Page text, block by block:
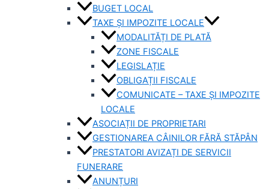
BUGET LOCAL
TAXE ȘI IMPOZITE LOCALE
MODALITĂȚI DE PLATĂ
ZONE FISCALE
LEGISLAȚIE
OBLIGAȚII FISCALE
COMUNICATE – TAXE ȘI IMPOZITE
LOCALE
ASOCIAȚII DE PROPRIETARI
GESTIONAREA CÂINILOR FĂRĂ STĂPÂN
PRESTATORI AVIZAȚI DE SERVICII
FUNERARE
ANUNȚURI